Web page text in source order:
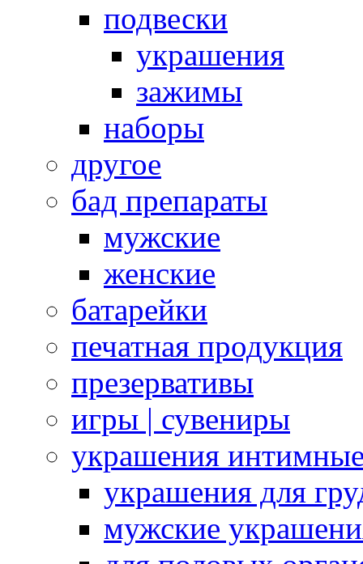
подвески
украшения
зажимы
наборы
другое
бад препараты
мужские
женские
батарейки
печатная продукция
презервативы
игры | сувениры
украшения
украшения для
мужские